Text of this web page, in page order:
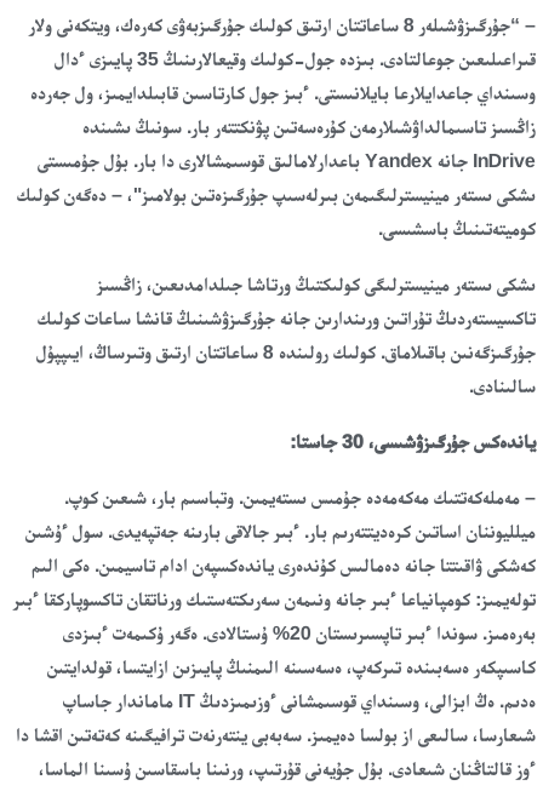
– “جۇرگىزۋشىلەر 8 ساعاتتان ارتىق كولىك جۇرگىزبەۋى كەرەك، ويتكەنى ولار
قىراعىلىعىن جوعالتادى. بىزدە جول-كولىك وقيعالارىنىڭ 35 پايىزى ءدال
وسىنداي جاعدايلارعا بايلانىستى. ءبىز جول كارتاسىن قابىلدايمىز، ول جەردە
زاڭسىز تاسىمالداۋشىلارمەن كۇرەسەتىن پۋنكتتەر بار. سونىڭ ىشىندە
InDrive جانە Yandex باعدارلامالىق قوسىمشالارى دا بار. بۇل جۇمىستى
ىشكى ىستەر مينيسترلىگىمەن بىرلەسىپ جۇرگىزەتىن بولامىز"، – دەگەن كولىك
كوميتەتىنىڭ باسشىسى.
ىشكى ىستەر مينيسترلىگى كولىكتىڭ ورتاشا جىلدامدىعىن، زاڭسىز
تاكسيستەردىڭ تۇراتىن ورىندارىن جانە جۇرگىزۋشىنىڭ قانشا ساعات كولىك
جۇرگىزگەنىن باقىلاماق. كولىك رولىندە 8 ساعاتتان ارتىق وتىرساڭ، ايىپپۇل
سالىنادى.
ياندەكس جۇرگىزۋشىسى، 30 جاستا:
– مەملەكەتتىك مەكەمەدە جۇمىس ىستەيمىن. وتباسىم بار، شىعىن كوپ.
ميلليوننان اساتىن كرەديتتەرىم بار. ءبىر جالاقى بارىنە جەتپەيدى. سول ءۇشىن
كەشكى ۋاقىتتا جانە دەمالىس كۇندەرى ياندەكسپەن ادام تاسيمىن. ەكى الىم
تولەيمىز: كومپانياعا ءبىر جانە ونىمەن سەرىكتەستىك ورناتقان تاكسوپاركقا ءبىر
بەرەمىز. سوندا ءبىر تاپسىرىستان 20% ۇستالادى. ەگەر ۇكىمەت ءبىزدى
كاسىپكەر ەسەبىندە تىركەپ، ەسەسىنە الىمنىڭ پايىزىن ازايتسا، قولدايتىن
ەدىم. ەڭ ابزالى، وسىنداي قوسىمشانى ءوزىمىزدىڭ IT ماماندار جاساپ
شىعارسا، سالىعى از بولسا دەيمىز. سەبەبى ينتەرنەت ترافيگىنە كەتەتىن اقشا دا
ءوز قالتاڭنان شىعادى. بۇل جۇيەنى قۇرتىپ، ورنىنا باسقاسىن ۇسىنا الماسا،